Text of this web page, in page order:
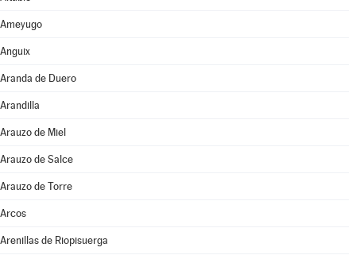
Ameyugo
Anguix
Aranda de Duero
Arandilla
Arauzo de Miel
Arauzo de Salce
Arauzo de Torre
Arcos
Arenillas de Riopisuerga